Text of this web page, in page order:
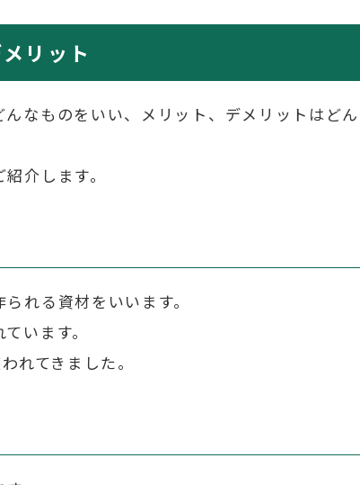
リット
なものをいい、メリット、デメリットはど
介します。
れる資材をいいます。
います。
れてきました。